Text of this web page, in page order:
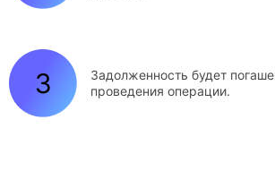
Задолженность будет
проведения операции.